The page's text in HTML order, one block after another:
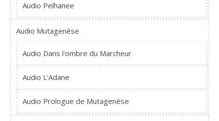
Audio Pelhanee
Audio Mutagenèse
Audio Dans l'ombre du Marcheur
Audio L'Adane
Audio Prologue de Mutagenèse